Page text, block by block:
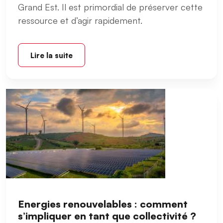
Grand Est. Il est primordial de préserver cette
ressource et d’agir rapidement.
Lire la suite
Energies renouvelables : comment
s’impliquer en tant que collectivité ?